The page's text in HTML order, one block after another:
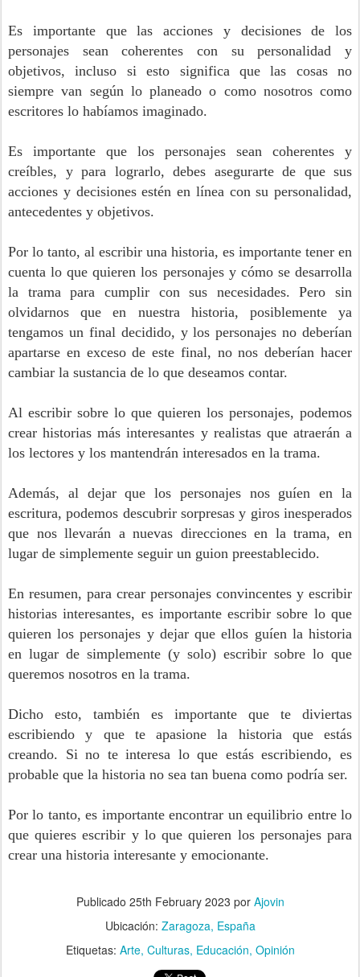
Es importante que las acciones y decisiones de los
personajes sean coherentes con su personalidad y
objetivos, incluso si esto significa que las cosas no
siempre van según lo planeado o como nosotros como
escritores lo habíamos imaginado.
Es importante que los personajes sean coherentes y
creíbles, y para lograrlo, debes asegurarte de que sus
acciones y decisiones estén en línea con su personalidad,
antecedentes y objetivos.
Por lo tanto, al escribir una historia, es importante tener en
cuenta lo que quieren los personajes y cómo se desarrolla
la trama para cumplir con sus necesidades. Pero sin
olvidarnos que en nuestra historia, posiblemente ya
tengamos un final decidido, y los personajes no deberían
apartarse en exceso de este final, no nos deberían hacer
cambiar la sustancia de lo que deseamos contar.
Al escribir sobre lo que quieren los personajes, podemos
crear historias más interesantes y realistas que atraerán a
los lectores y los mantendrán interesados en la trama.
Además, al dejar que los personajes nos guíen en la
escritura, podemos descubrir sorpresas y giros inesperados
que nos llevarán a nuevas direcciones en la trama, en
lugar de simplemente seguir un guion preestablecido.
En resumen, para crear personajes convincentes y escribir
historias interesantes, es importante escribir sobre lo que
quieren los personajes y dejar que ellos guíen la historia
en lugar de simplemente (y solo) escribir sobre lo que
queremos nosotros en la trama.
Dicho esto, también es importante que te diviertas
escribiendo y que te apasione la historia que estás
creando. Si no te interesa lo que estás escribiendo, es
probable que la historia no sea tan buena como podría ser.
Por lo tanto, es importante encontrar un equilibrio entre lo
que quieres escribir y lo que quieren los personajes para
crear una historia interesante y emocionante.
Publicado 25th February 2023 por Ajovin
Ubicación: Zaragoza, España
Etiquetas: Arte Culturas Educación Opinión